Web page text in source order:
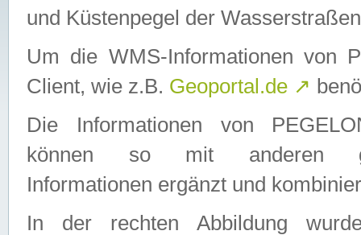
und Küstenpegel der
Um die WMS-Informationen von
Client, wie z.B. Geoportal.de ↗
Die Informationen von
können so mit anderen
Informationen ergänzt und
In der rechten Abbildung